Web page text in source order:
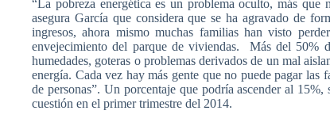
“La pobreza energética es un problema oculto,más que
asegura García que considera que se ha agravadode
ingresos,ahora mismo muchas familias han visto perder
envejecimiento del parquedeviviendas. Másdel 50%
humedades, goteras o problemas derivados de un mal
energía. Cada vez haymás gente queno puede pagar las
de personas”. Un porcentaje que podría ascender al 15%,
cuestión en el primertrimestre del 2014.